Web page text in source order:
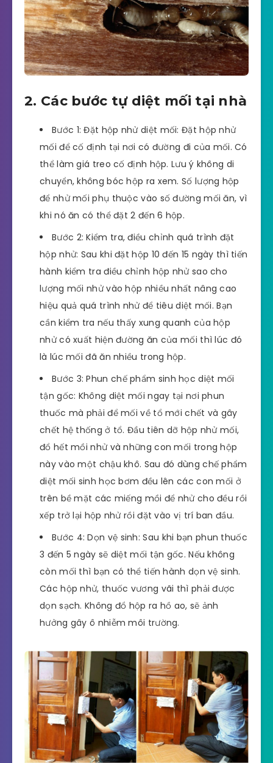
2. Các bước tự diệt mối tại nhà
Bước 1: Đặt hộp nhử diệt mối: Đặt hộp nhử
mối để cố định tại nơi có đường đi của mối. Có
thể làm giá treo cố định hộp. Lưu ý không di
chuyển, không bóc hộp ra xem. Số lượng hộp
để nhử mối phụ thuộc vào số đường mối ăn, vì
khi nó ăn có thể đặt 2 đến 6 hộp.
Bước 2: Kiểm tra, điều chỉnh quá trình đặt
hộp nhử: Sau khi đặt hộp 10 đến 15 ngày thì tiến
hành kiểm tra điều chỉnh hộp nhử sao cho
lượng mối nhử vào hộp nhiều nhất nâng cao
hiệu quả quá trình nhử để tiêu diệt mối. Bạn
cần kiểm tra nếu thấy xung quanh của hộp
nhử có xuất hiện đường ăn của mối thì lúc đó
là lúc mối đã ăn nhiều trong hộp.
Bước 3: Phun chế phẩm sinh học diệt mối
tận gốc: Không diệt mối ngay tại nơi phun
thuốc mà phải để mối về tổ mới chết và gây
chết hệ thống ở tổ. Đầu tiên dỡ hộp nhử mối,
đổ hết mồi nhử và những con mối trong hộp
này vào một chậu khô. Sau đó dùng chế phẩm
diệt mối sinh học bơm đều lên các con mối ở
trên bề mặt các miếng mồi để nhử cho đều rồi
xếp trở lại hộp nhử rồi đặt vào vị trí ban đầu.
Bước 4: Dọn vệ sinh: Sau khi bạn phun thuốc
3 đến 5 ngày sẽ diệt mối tận gốc. Nếu không
còn mối thì bạn có thể tiến hành dọn vệ sinh.
Các hộp nhử, thuốc vương vãi thì phải được
dọn sạch. Không đổ hộp ra hồ ao, sẽ ảnh
hưởng gây ô nhiễm môi trường.